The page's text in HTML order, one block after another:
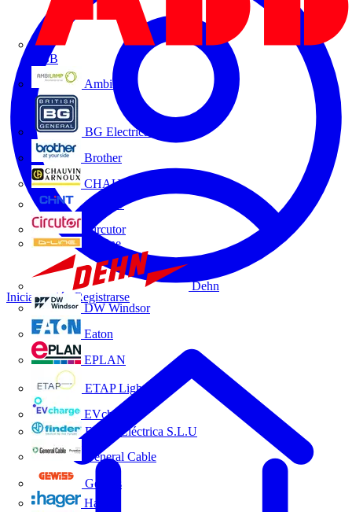
ABB
Ambilamp
BG Electrical
Brother
CHAUVIN ARNOUX
CHINT
Circutor
D-Line
Dehn
DW Windsor
Eaton
EPLAN
ETAP Lighting
EVcharge
Finder Eléctrica S.L.U
General Cable
Gewiss
Hager
Iniciar sesión Registrarse